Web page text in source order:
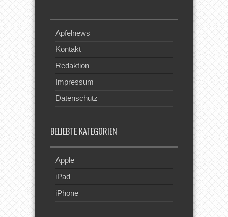
Apfelnews
Kontakt
Redaktion
Impressum
Datenschutz
BELIEBTE KATEGORIEN
Apple
iPad
iPhone